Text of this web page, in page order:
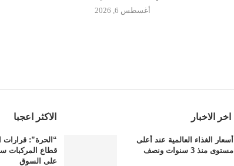
أغسطس 6, 2026
اخر الاخبار
أسعار الغذاء العالمية عند أعلى
مستوى منذ 3 سنوات ونصف
الاكثر اعجبا
“الحرة”:
قطاع المركبات
على السوق